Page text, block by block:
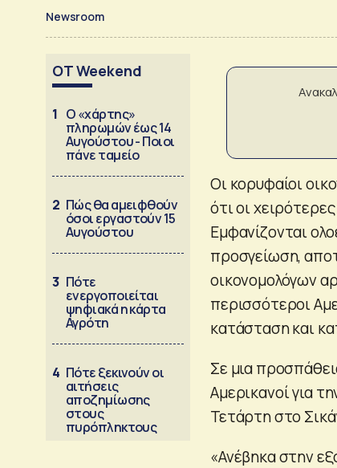
Newsroom
OT Weekend
1 Ο «χάρτης»
πληρωμών έως 14
Αυγούστου - Ποιοι
πάνε ταμείο
2 Πώς θα αμειφθούν
όσοι εργαστούν 15
Αυγούστου
3 Πότε
ενεργοποιείται
ψηφιακά η κάρτα
Αγρότη
4 Πότε ξεκινούν οι
αιτήσεις
αποζημίωσης
στους
πυρόπληκτους
Οι κορυφαίοι
ότι οι
Εμφανίζονται
προσγείωση,
οικονομολόγων
περισσότεροι
κατάσταση και
Σε μια
Αμερικανοί για
Τετάρτη στο
«Ανέβηκα στην